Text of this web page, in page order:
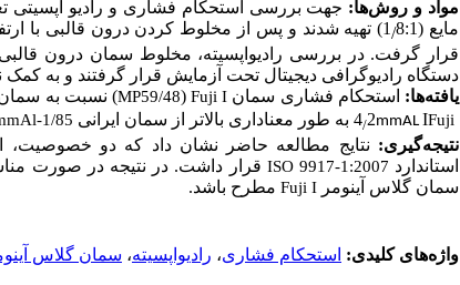
مواد و روش‌ها:
مایع (8:1
/1) تهیه شدند و پس از مخلوط کردن درون قالبی با ارتفاع
قرار گرفت. در بررسی رادیواپسیته، مخلوط سمان درون
دستگاه رادیوگرافی دیجیتال تحت آزمایش قرار گرفتند و به کمک
یافته‌ها: استحکام فشاری سمان Fuji I
(
MP59/48) نسبت به سمان
Fuji
I
4/2mmAL به طور معناداری بالاتر از سمان ایرانی 1/85
نتیجه‌گیری: نتایج مطالعه حاضر نشان داد که دو خصوصیت،
استاندارد ISO 9917-1:2007 قرار داشت. در نتیجه در صورت
سمان گلاس آینومر Fuji I مطرح باشد.
واژه‌های کلیدی: استحکام فشاری، رادیواپسیته، سمان گلاس